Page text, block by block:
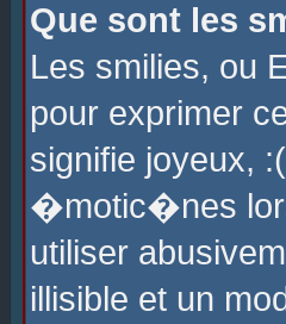
Que sont les
Les smilies, ou
pour exprimer
signifie joyeux,
�motic�nes
utiliser
illisible et un